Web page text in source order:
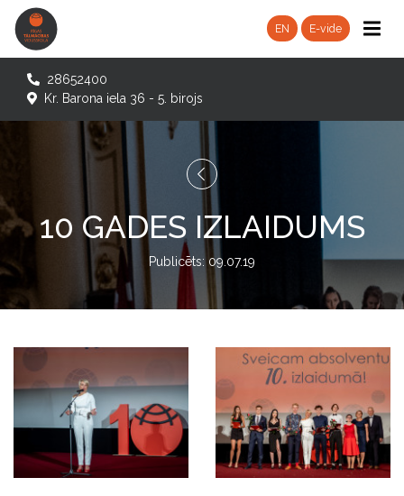
EN E-vide
28652400
Kr. Barona iela 36 - 5. birojs
10 GADES IZLAIDUMS
Publicēts: 09.07.19